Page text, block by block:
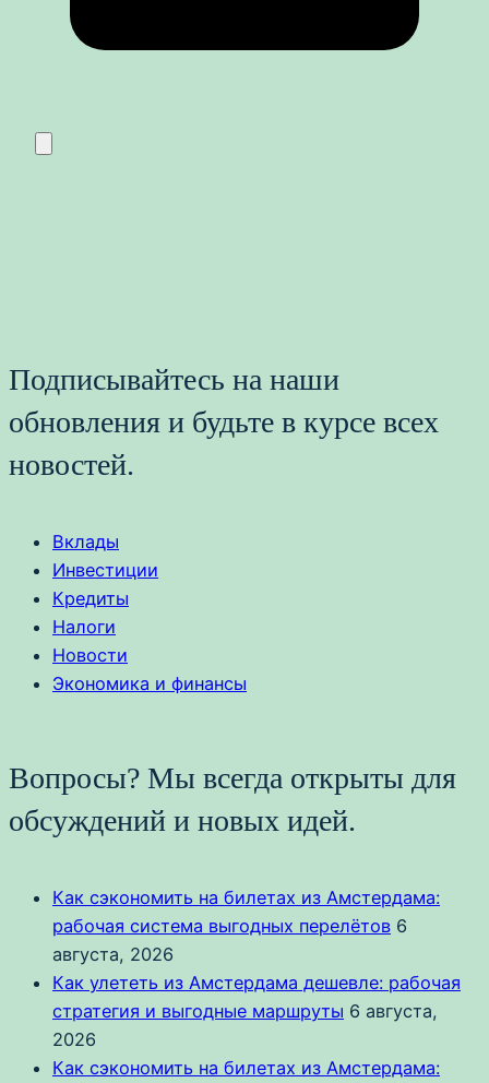
Подписывайтесь на наши
обновления и будьте в курсе всех
новостей.
Вклады
Инвестиции
Кредиты
Налоги
Новости
Экономика и финансы
Вопросы? Мы всегда открыты для
обсуждений и новых идей.
Как сэкономить на билетах из Амстердама:
рабочая система выгодных перелётов 6
августа, 2026
Как улететь из Амстердама дешевле: рабочая
стратегия и выгодные маршруты 6 августа,
2026
Как сэкономить на билетах из Амстердама: